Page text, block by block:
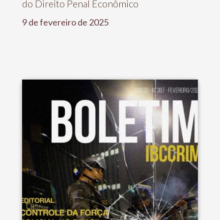
do Direito Penal Econômico
9 de fevereiro de 2025